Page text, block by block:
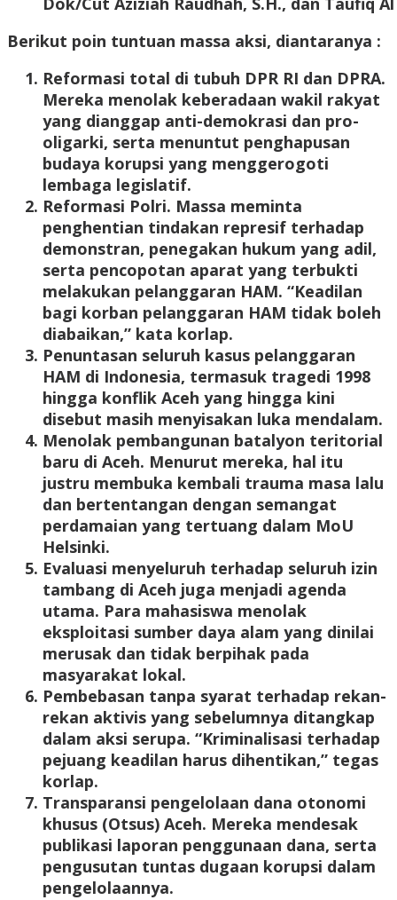
Berikut poin tuntuan massa aksi, diantaranya :
Reformasi total di tubuh DPR RI dan DPRA.
Mereka menolak keberadaan wakil rakyat
yang dianggap anti-demokrasi dan pro-
oligarki, serta menuntut penghapusan
budaya korupsi yang menggerogoti
lembaga legislatif.
Reformasi Polri. Massa meminta
penghentian tindakan represif terhadap
demonstran, penegakan hukum yang adil,
serta pencopotan aparat yang terbukti
melakukan pelanggaran HAM. “Keadilan
bagi korban pelanggaran HAM tidak boleh
diabaikan,” kata korlap.
Penuntasan seluruh kasus pelanggaran
HAM di Indonesia, termasuk tragedi 1998
hingga konflik Aceh yang hingga kini
disebut masih menyisakan luka mendalam.
Menolak pembangunan batalyon teritorial
baru di Aceh. Menurut mereka, hal itu
justru membuka kembali trauma masa lalu
dan bertentangan dengan semangat
perdamaian yang tertuang dalam MoU
Helsinki.
Evaluasi menyeluruh terhadap seluruh izin
tambang di Aceh juga menjadi agenda
utama. Para mahasiswa menolak
eksploitasi sumber daya alam yang dinilai
merusak dan tidak berpihak pada
masyarakat lokal.
Pembebasan tanpa syarat terhadap rekan-
rekan aktivis yang sebelumnya ditangkap
dalam aksi serupa. “Kriminalisasi terhadap
pejuang keadilan harus dihentikan,” tegas
korlap.
Transparansi pengelolaan dana otonomi
khusus (Otsus) Aceh. Mereka mendesak
publikasi laporan penggunaan dana, serta
pengusutan tuntas dugaan korupsi dalam
pengelolaannya.